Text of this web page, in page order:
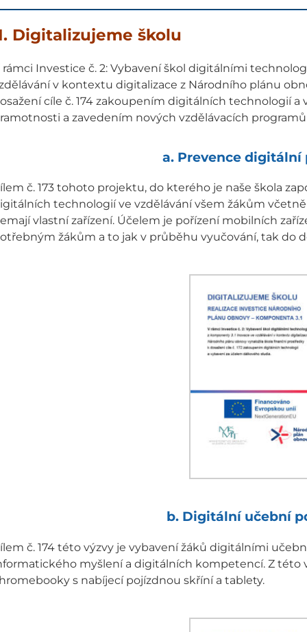
Digitalizujeme školu
rámci Investice č. 2: Vybavení škol digitálními
v kontextu digitalizace z Národního plánu
cíle č. 174 zakoupením digitálních technologií
a zavedením nových vzdělávacích programů
a. Prevence digitální
č. 173 tohoto projektu, do kterého je naše škola
technologií ve vzdělávání všem žákům
vlastní zařízení. Účelem je pořízení mobilních
žákům a to jak v průběhu vyučování, tak do
b. Digitální učební
č. 174 této výzvy je vybavení žáků digitálními
myšlení a digitálních kompetencí. Z této
s nabíjecí pojízdnou skříní a tablety.